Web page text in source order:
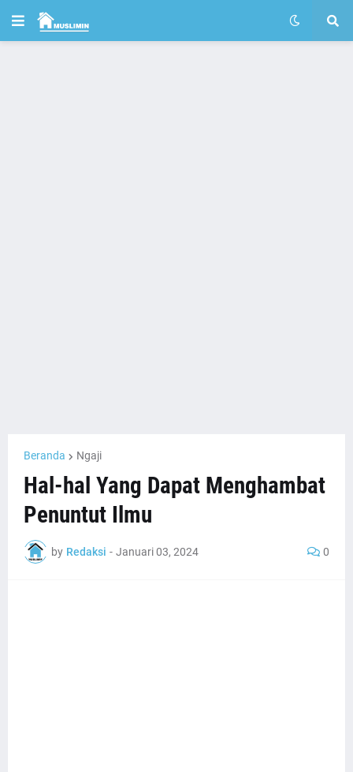
Beranda Ngaji
Hal-hal Yang Dapat Menghambat
Penuntut Ilmu
by Redaksi - Januari 03, 2024 0